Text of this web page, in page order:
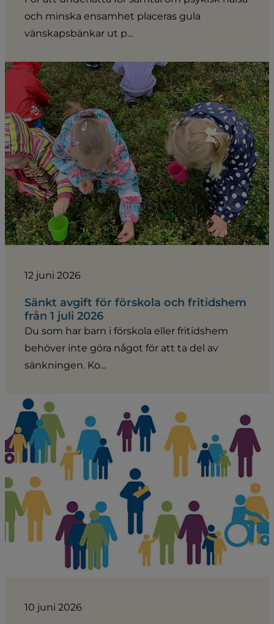
och minska ensamhet placeras gula
vänskapsbänkar ut p...
12 juni 2026
Sänkt avgift för förskola och fritidshem
från 1 juli 2026
Du som har barn i förskola eller fritidshem
behöver inte göra något för att ta del av
sänkningen. Ko...
10 juni 2026